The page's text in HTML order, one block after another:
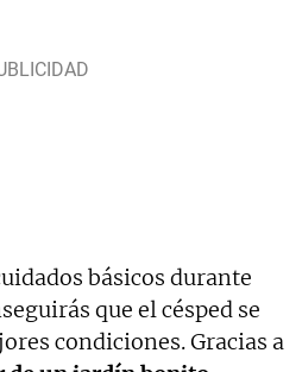
básicos durante
que el césped se
condiciones. Gracias a